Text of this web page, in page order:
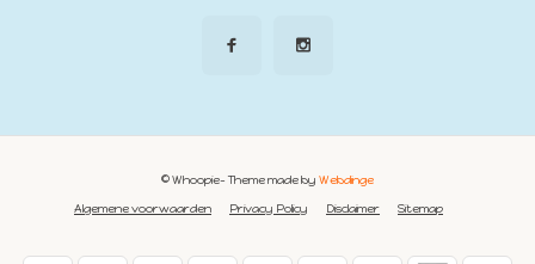
Algemene voorwaarden Privacy Policy Disclaimer Sitemap
© Whoopie- Theme made by Webdinge